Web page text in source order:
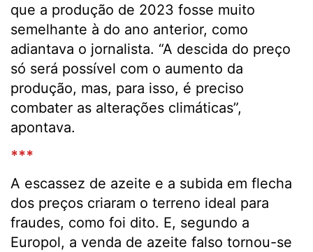
que a produção de 2023 fosse muito
semelhante à do ano anterior, como
adiantava o jornalista. “A descida do preço
só será possível com o aumento da
produção, mas, para isso, é preciso
combater as alterações climáticas”,
apontava.
***
A escassez de azeite e a subida em flecha
dos preços criaram o terreno ideal para
fraudes, como foi dito. E, segundo a
Europol, a venda de azeite falso tornou-se